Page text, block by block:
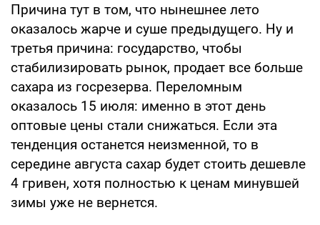
Причина тут в том, что нынешнее лето
оказалось жарче и суше предыдущего. Ну и
третья причина: государство, чтобы
стабилизировать рынок, продает все больше
сахара из госрезерва. Переломным
оказалось 15 июля: именно в этот день
оптовые цены стали снижаться. Если эта
тенденция останется неизменной, то в
середине августа сахар будет стоить дешевле
4 гривен, хотя полностью к ценам минувшей
зимы уже не вернется.